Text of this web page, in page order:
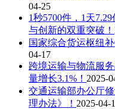
04-25
1秒5700件，1天
与创新的双重突破！
国家综合货运枢纽
04-17
跨境运输与物流服
量增长3.1%！ 2025-
交通运输部办公厅
理办法》！ 2025-04-